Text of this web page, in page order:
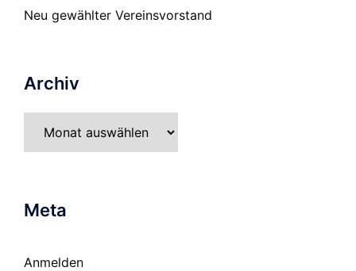
Neu gewählter Vereinsvorstand
Archiv
Meta
Anmelden